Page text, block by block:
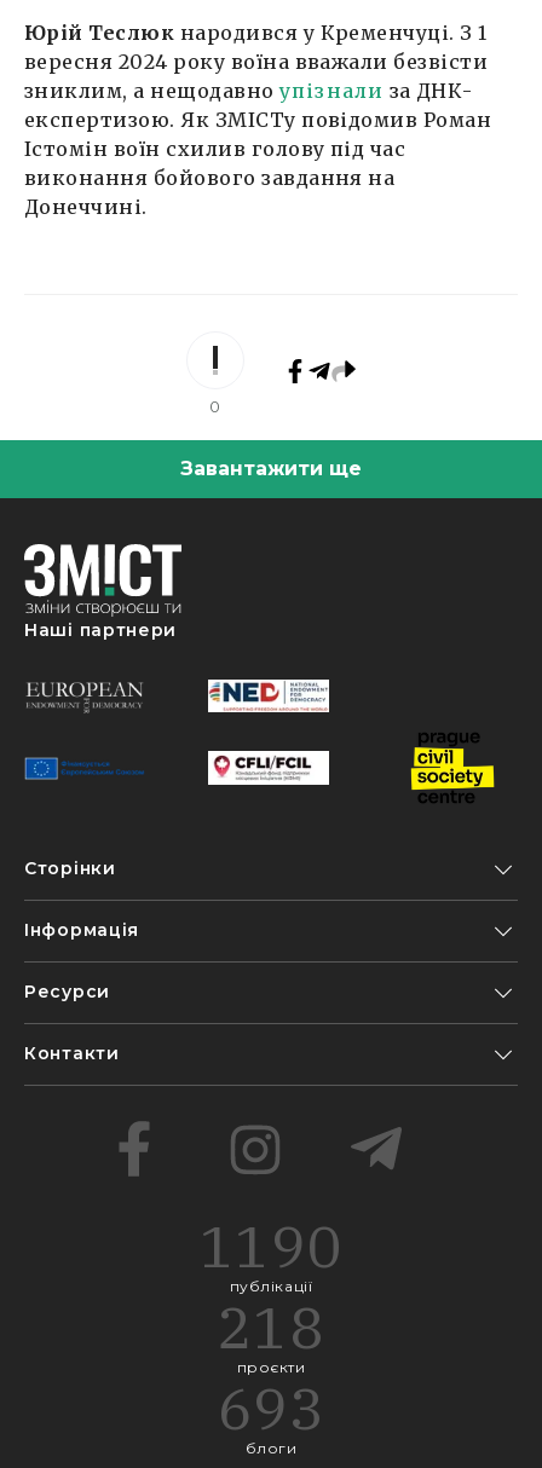
Юрій Теслюк народився у Кременчуці. З 1
вересня 2024 року воїна вважали безвісти
зниклим, а нещодавноупізнали за ДНК-
експертизою. Як ЗМІСТу повідомив Роман
Істомін воїн схилив голову під час
виконання бойового завдання на
Донеччині.
0
Завантажити ще
Наші партнери
Сторінки
Інформація
Ресурси
Контакти
1190
публікації
218
проєкти
693
блоги